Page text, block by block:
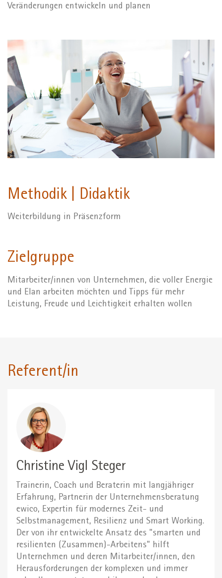
Veränderungen entwickeln und planen
Methodik | Didaktik
Weiterbildung in Präsenzform
Zielgruppe
Mitarbeiter/innen von Unternehmen, die voller Energie
und Elan arbeiten möchten und Tipps für mehr
Leistung, Freude und Leichtigkeit erhalten wollen
Referent/in
Christine Vigl Steger
Trainerin, Coach und Beraterin mit langjähriger
Erfahrung, Partnerin der Unternehmensberatung
ewico, Expertin für modernes Zeit- und
Selbstmanagement, Resilienz und Smart Working.
Der von ihr entwickelte Ansatz des "smarten und
resilienten (Zusammen)-Arbeitens" hilft
Unternehmen und deren Mitarbeiter/innen, den
Herausforderungen der komplexen und immer